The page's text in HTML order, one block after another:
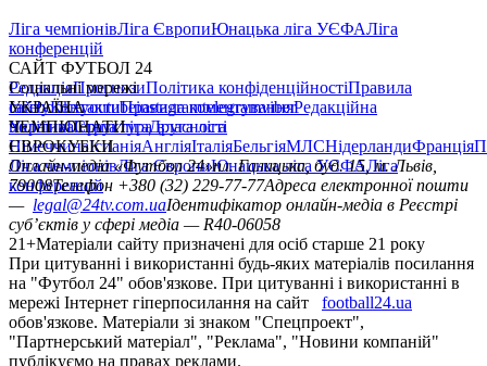
Ліга чемпіонівЛіга ЄвропиЮнацька ліга УЄФАЛіга
конференцій
САЙТ ФУТБОЛ 24
РедакціяПрогнозиПолітика конфіденційностіПравила
сайтуКонтактиПравила коментуванняРедакційна
політикаСтруктура власності
Соціальні мережі
facebookxyoutubeinstagramtelegramviber
УКРАЇНА
УкраїнаПерша лігаДруга ліга
ЧЕМПІОНАТИ
НімеччинаІспаніяАнгліяІталіяБельгіяМЛСНідерландиФранція
ЄВРОКУБКИ
Ліга чемпіонівЛіга ЄвропиЮнацька ліга УЄФАЛіга
конференцій
Онлайн-медіа «Футбол 24»пл. Галицька, буд. 15, м. Львів,
79008Телефон +380 (32) 229-77-77Адреса електронної пошти
— legal@24tv.com.uaІдентифікатор онлайн-медіа в Реєстрі
суб’єктів у сфері медіа — R40-06058
21+Матеріали сайту призначені для осіб старше 21 року
При цитуванні і використанні будь-яких матеріалів посилання
на "Футбол 24" обов'язкове. При цитуванні і використанні в
мережі Інтернет гіперпосилання на сайт
football24.ua
обов'язкове. Матеріали зі знаком "Спецпроект",
"Партнерський матеріал", "Реклама", "Новини компаній"
публікуємо на правах реклами.